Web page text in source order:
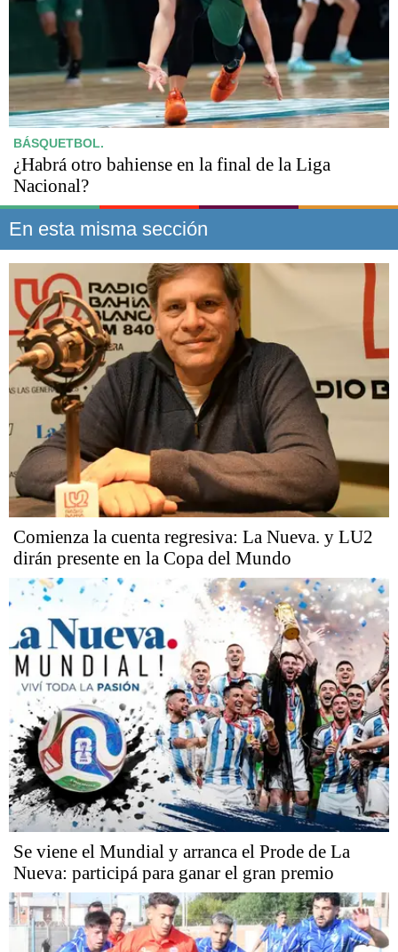
BÁSQUETBOL.
¿Habrá otro bahiense en la final de la Liga
Nacional?
En esta misma sección
Comienza la cuenta regresiva: La Nueva. y LU2
dirán presente en la Copa del Mundo
Se viene el Mundial y arranca el Prode de La
Nueva: participá para ganar el gran premio